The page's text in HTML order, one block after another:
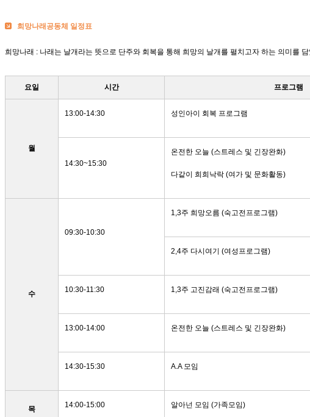
희망나래공동체 일정표
희망나래 : 나래는 날개라는 뜻으로 단주와 회복을 통해 희망의 날개를 펼치고자 하는 의미를
요일 시간 프로그램
월
13:00-14:30 성인아이 회복 프로그램
14:30~15:30
온전한 오늘 (스트레스 및 긴장완화)
다같이 희희낙락 (여가 및 문화활동)
수
09:30-10:30
1,3주 희망오름 (숙고전프로그램)
2,4주 다시여기 (여성프로그램)
10:30-11:30 1,3주 고진감래 (숙고전프로그램)
13:00-14:00 온전한 오늘 (스트레스 및 긴장완화)
14:30-15:30 A.A 모임
목 14:00-15:00 알아넌 모임 (가족모임)